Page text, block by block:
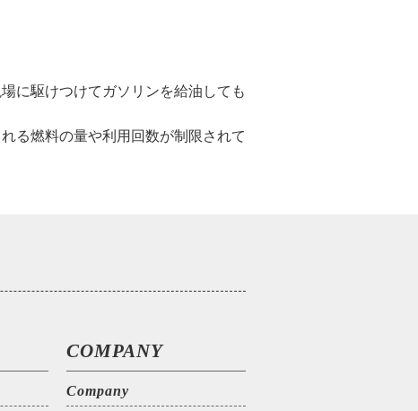
に駆けつけてガソリンを給油しても
る燃料の量や利用回数が制限されて
COMPANY
Company